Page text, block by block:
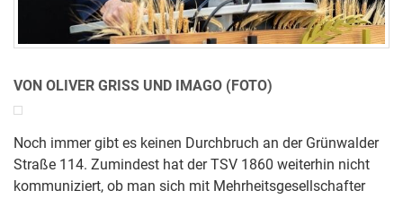
VON OLIVER GRISS UND IMAGO (FOTO)
Noch immer gibt es keinen Durchbruch an der Grünwalder
Straße 114. Zumindest hat der TSV 1860 weiterhin nicht
kommuniziert, ob man sich mit Mehrheitsgesellschafter